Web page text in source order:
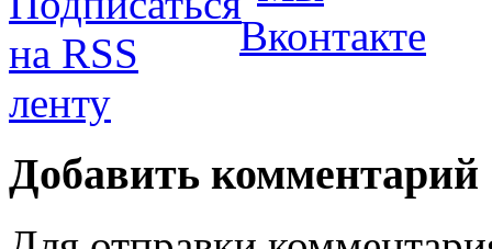
Добавить комментарий